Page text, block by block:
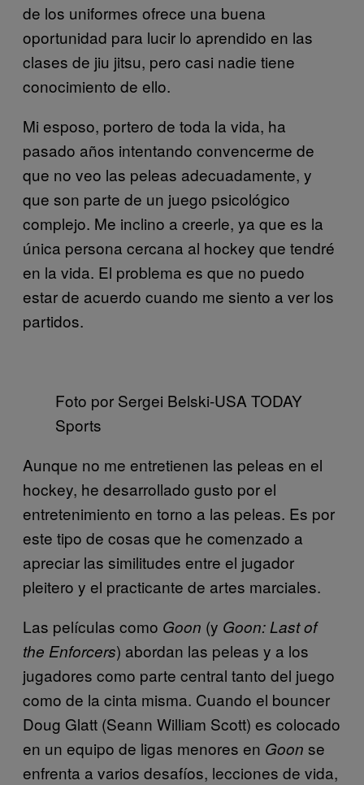
de los uniformes ofrece una buena
oportunidad para lucir lo aprendido en las
clases de jiu jitsu, pero casi nadie tiene
conocimiento de ello.
Mi esposo, portero de toda la vida, ha
pasado años intentando convencerme de
que no veo las peleas adecuadamente, y
que son parte de un juego psicológico
complejo. Me inclino a creerle, ya que es la
única persona cercana al hockey que tendré
en la vida. El problema es que no puedo
estar de acuerdo cuando me siento a ver los
partidos.
Foto por Sergei Belski-USA TODAY
Sports
Aunque no me entretienen las peleas en el
hockey, he desarrollado gusto por el
entretenimiento en torno a las peleas. Es por
este tipo de cosas que he comenzado a
apreciar las similitudes entre el jugador
pleitero y el practicante de artes marciales.
Las películas como Goon (y Goon: Last of
the Enforcers) abordan las peleas y a los
jugadores como parte central tanto del juego
como de la cinta misma. Cuando el bouncer
Doug Glatt (Seann William Scott) es colocado
en un equipo de ligas menores en Goon se
enfrenta a varios desafíos, lecciones de vida,